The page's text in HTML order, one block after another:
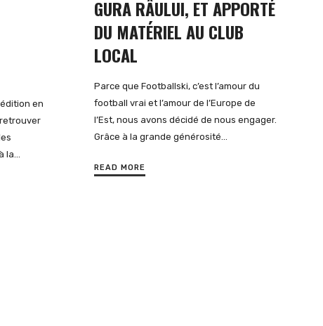
en
retrouver
la…
GURA RÂULUI, ET APPORTÉ
DU MATÉRIEL AU CLUB
LOCAL
Parce que Footballski, c’est l’amour du
football vrai et l’amour de l’Europe de
l’Est, nous avons décidé de nous engager.
Grâce à la grande générosité…
READ MORE